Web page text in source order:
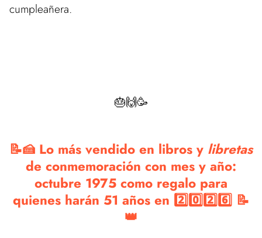
cumpleañera.
🎂🙌🥳
📝🍰 Lo más vendido en libros y libretas
de conmemoración con mes y año:
octubre 1975 como regalo para
quienes harán 51 años en 2️⃣0️⃣2️⃣6️⃣ 📝
👑